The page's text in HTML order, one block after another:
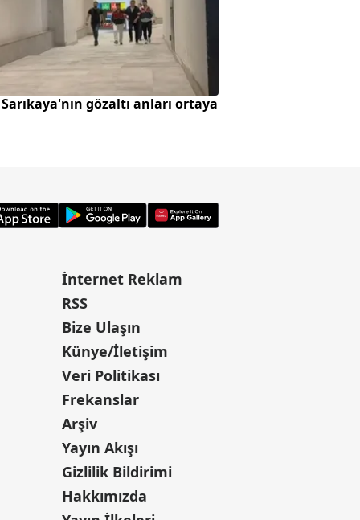
gözaltı anları ortaya
İnternet Reklam
RSS
Bize Ulaşın
Künye/İletişim
Veri Politikası
Frekanslar
Arşiv
Yayın Akışı
Gizlilik Bildirimi
Hakkımızda